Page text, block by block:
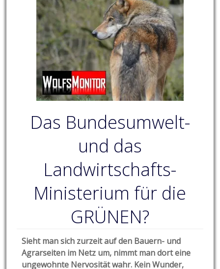
Das Bundesumwelt-
und das
Landwirtschafts-
Ministerium für die
GRÜNEN?
Sieht man sich zurzeit auf den Bauern- und
Agrarseiten im Netz um, nimmt man dort eine
ungewohnte Nervosität wahr. Kein Wunder,